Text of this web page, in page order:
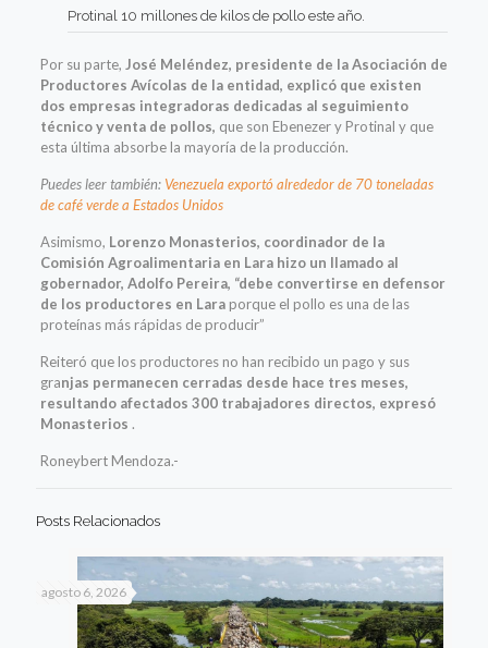
Protinal 10 millones de kilos de pollo este año.
Por su parte, José Meléndez, presidente de la Asociación de
Productores Avícolas de la entidad, explicó que existen
dos empresas integradoras dedicadas al seguimiento
técnico y venta de pollos, que son Ebenezer y Protinal y que
esta última absorbe la mayoría de la producción.
Puedes leer también: Venezuela exportó alrededor de 70 toneladas
de café verde a Estados Unidos
Asimismo, Lorenzo Monasterios, coordinador de la
Comisión Agroalimentaria en Lara hizo un llamado al
gobernador, Adolfo Pereira, “debe convertirse en defensor
de los productores en Laraporque el pollo es una de las
proteínas más rápidas de producir”
Reiteró que los productores no han recibido un pago y sus
granjas permanecen cerradas desde hace tres meses,
resultando afectados 300 trabajadores directos, expresó
Monasterios .
Roneybert Mendoza.-
Posts Relacionados
agosto 6, 2026